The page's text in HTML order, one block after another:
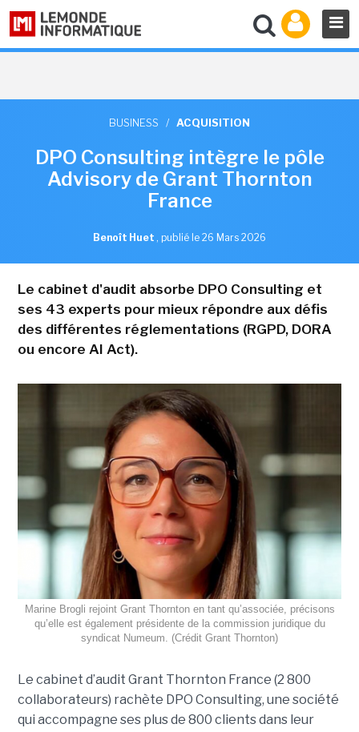
BUSINESS / ACQUISITION
DPO Consulting intègre le pôle
Advisory de Grant Thornton
France
Benoît Huet , publié le 26 Mars 2026
Le cabinet d'audit absorbe DPO Consulting et
ses 43 experts pour mieux répondre aux défis
des différentes réglementations (RGPD, DORA
ou encore AI Act).
Marine Brogli rejoint Grant Thornton en tant qu’associée, précisons
qu’elle est également présidente de la commission juridique du
syndicat Numeum. (Crédit Grant Thornton)
Le cabinet d’audit Grant Thornton France (2 800
collaborateurs) rachète DPO Consulting, une société
qui accompagne ses plus de 800 clients dans leur